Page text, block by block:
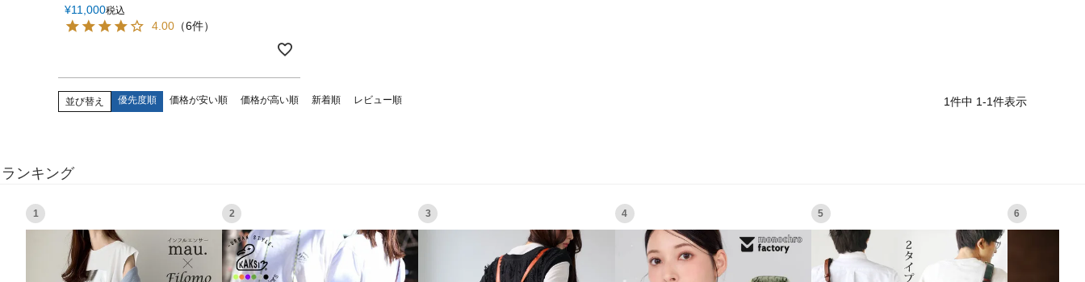
¥11,000税込
4.00 （6件）
並び替え 優先度順 価格が安い順 価格が高い順 新着順 レビュー順 1件中 1-1件表示
ランキング
1 2 3 4 5 6